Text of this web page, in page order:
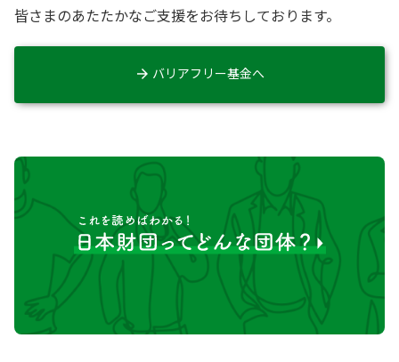
皆さまのあたたかなご支援をお待ちしております。
バリアフリー基金へ